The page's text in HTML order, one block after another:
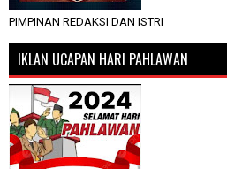
PIMPINAN REDAKSI DAN ISTRI
IKLAN UCAPAN HARI PAHLAWAN